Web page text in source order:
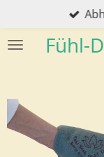
Hauptinhalt
springenFühl-